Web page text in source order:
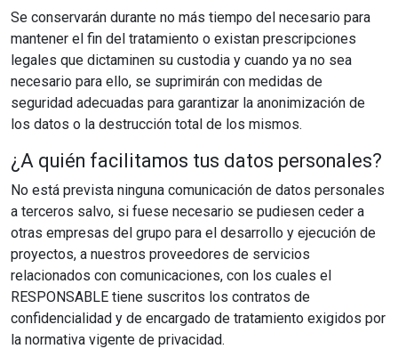
Se conservarán durante no más tiempo del necesario para
mantener el fin del tratamiento o existan prescripciones
legales que dictaminen su custodia y cuando ya no sea
necesario para ello, se suprimirán con medidas de
seguridad adecuadas para garantizar la anonimización de
los datos o la destrucción total de los mismos.
¿A quién facilitamos tus datos personales?
No está prevista ninguna comunicación de datos personales
a terceros salvo, si fuese necesario se pudiesen ceder a
otras empresas del grupo para el desarrollo y ejecución de
proyectos, a nuestros proveedores de servicios
relacionados con comunicaciones, con los cuales el
RESPONSABLE tiene suscritos los contratos de
confidencialidad y de encargado de tratamiento exigidos por
la normativa vigente de privacidad.